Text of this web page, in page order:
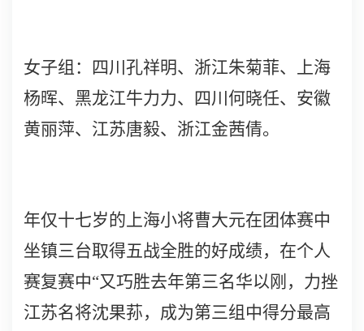
女子组：四川孔祥明、浙江朱菊菲、上海
杨晖、黑龙江牛力力、四川何晓任、安徽
黄丽萍、江苏唐毅、浙江金茜倩。
年仅十七岁的上海小将曹大元在团体赛中
坐镇三台取得五战全胜的好成绩，在个人
赛复赛中“又巧胜去年第三名华以刚，力挫
江苏名将沈果荪，成为第三组中得分最高